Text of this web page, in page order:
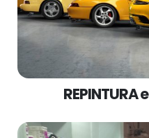
REPINTURA